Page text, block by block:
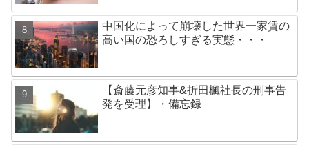
中国化によって崩壊した世界一家賃の
高い国の恐ろしすぎる実態・・・
【斎藤元彦知事&折田楓社長の刑事告
発を受理】・備忘録